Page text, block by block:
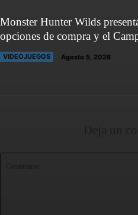
Monster Hunter Wilds
opciones de compra y el
VIDEOJUEGOS Agosto 5, 2026